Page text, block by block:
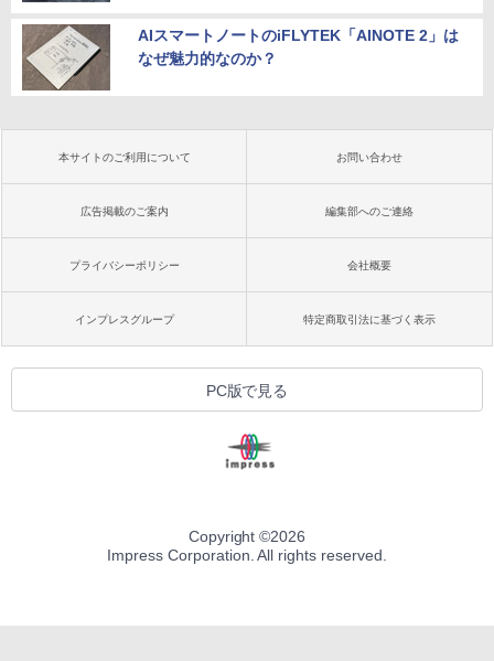
AIスマートノートのiFLYTEK「AINOTE 2」は
なぜ魅力的なのか？
本サイトのご利用について お問い合わせ
広告掲載のご案内 編集部へのご連絡
プライバシーポリシー 会社概要
インプレスグループ 特定商取引法に基づく表示
PC版で見る
Copyright ©2026
Impress Corporation. All rights reserved.